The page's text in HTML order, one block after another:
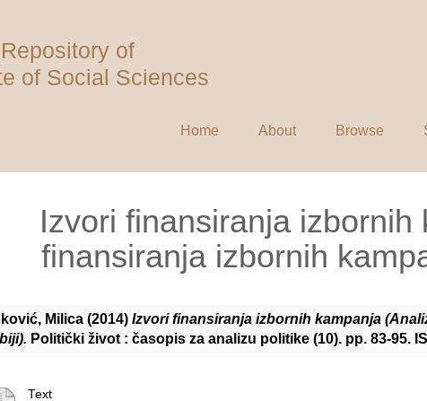
of
of Social Sciences
Home About Browse
Izvori finansiranja
finansiranja izbornih
Milica (2014) Izvori finansiranja izbornih kampanja
Politički život : časopis za analizu politike (10). pp. 83-95.
Text